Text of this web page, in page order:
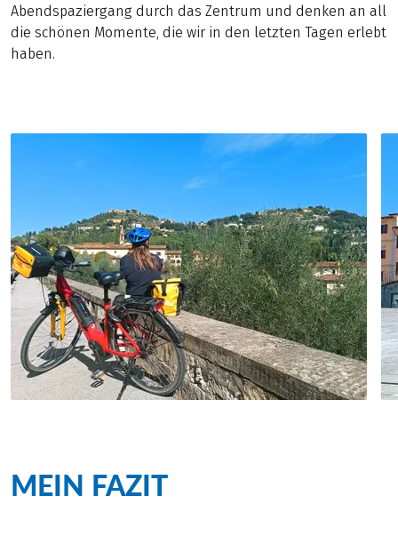
Abendspaziergang durch das Zentrum und denken an all
die schönen Momente, die wir in den letzten Tagen erlebt
haben.
MEIN FAZIT